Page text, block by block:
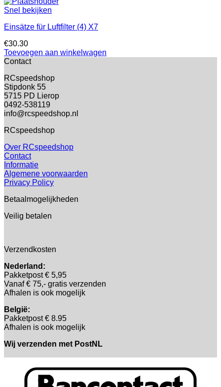
Snel bekijken
Einsätze für Luftfilter (4) X7
€30.30
Toevoegen aan winkelwagen
Contact
RCspeedshop
Stipdonk 55
5715 PD Lierop
0492-538119
info@rcspeedshop.nl
RCspeedshop
Over RCspeedshop
Contact
Informatie
Algemene voorwaarden
Privacy Policy
Betaalmogelijkheden
Veilig betalen
Verzendkosten
Nederland:
Pakketpost € 5,95
Vanaf € 75,- gratis verzenden
Afhalen is ook mogelijk
België:
Pakketpost € 8.95
Afhalen is ook mogelijk
Wij verzenden met PostNL